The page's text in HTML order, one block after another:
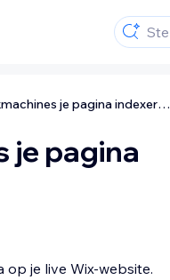
Voorkomen dat zoekmachines je pagina indexeren
je pagina
op je live Wix-website.